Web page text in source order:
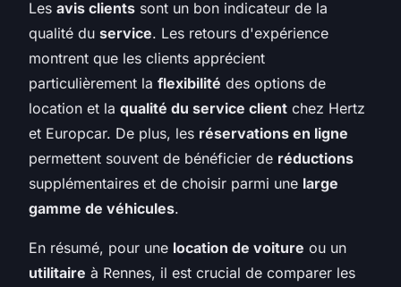
Les avis clients sont un bon indicateur de la
qualité du service. Les retours d'expérience
montrent que les clients apprécient
particulièrement la flexibilité des options de
location et la qualité du service client chez Hertz
et Europcar. De plus, les réservations en ligne
permettent souvent de bénéficier de réductions
supplémentaires et de choisir parmi une large
gamme de véhicules.
En résumé, pour une location de voiture ou un
utilitaire à Rennes, il est crucial de comparer les